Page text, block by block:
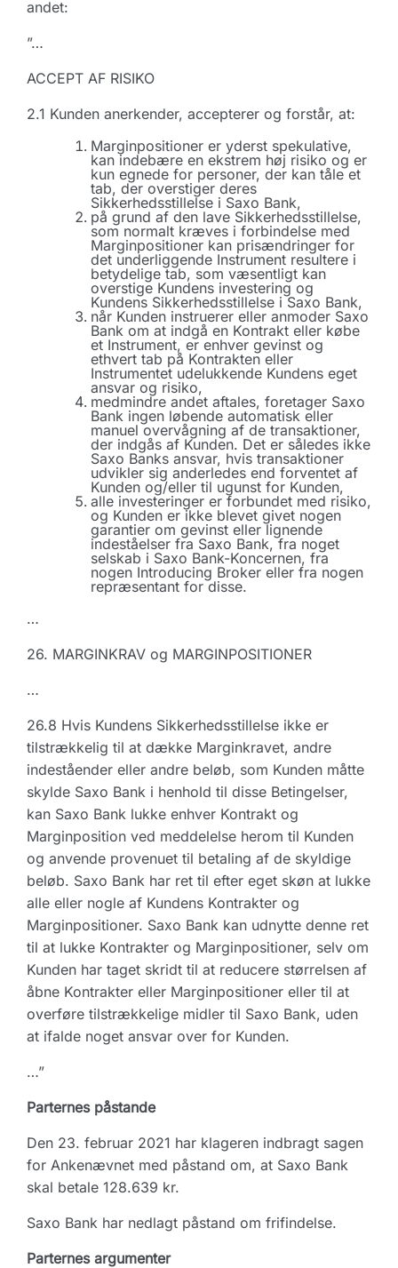
andet:
”…
ACCEPT AF RISIKO
2.1 Kunden anerkender, accepterer og forstår, at:
Marginpositioner er yderst spekulative,
kan indebære en ekstrem høj risiko og er
kun egnede for personer, der kan tåle et
tab, der overstiger deres
Sikkerhedsstillelse i Saxo Bank,
på grund af den lave Sikkerhedsstillelse,
som normalt kræves i forbindelse med
Marginpositioner kan prisændringer for
det underliggende Instrument resultere i
betydelige tab, som væsentligt kan
overstige Kundens investering og
Kundens Sikkerhedsstillelse i Saxo Bank,
når Kunden instruerer eller anmoder Saxo
Bank om at indgå en Kontrakt eller købe
et Instrument, er enhver gevinst og
ethvert tab på Kontrakten eller
Instrumentet udelukkende Kundens eget
ansvar og risiko,
medmindre andet aftales, foretager Saxo
Bank ingen løbende automatisk eller
manuel overvågning af de transaktioner,
der indgås af Kunden. Det er således ikke
Saxo Banks ansvar, hvis transaktioner
udvikler sig anderledes end forventet af
Kunden og/eller til ugunst for Kunden,
alle investeringer er forbundet med risiko,
og Kunden er ikke blevet givet nogen
garantier om gevinst eller lignende
indeståelser fra Saxo Bank, fra noget
selskab i Saxo Bank-Koncernen, fra
nogen Introducing Broker eller fra nogen
repræsentant for disse.
…
26. MARGINKRAV og MARGINPOSITIONER
…
26.8 Hvis Kundens Sikkerhedsstillelse ikke er
tilstrækkelig til at dække Marginkravet, andre
indeståender eller andre beløb, som Kunden måtte
skylde Saxo Bank i henhold til disse Betingelser,
kan Saxo Bank lukke enhver Kontrakt og
Marginposition ved meddelelse herom til Kunden
og anvende provenuet til betaling af de skyldige
beløb. Saxo Bank har ret til efter eget skøn at lukke
alle eller nogle af Kundens Kontrakter og
Marginpositioner. Saxo Bank kan udnytte denne ret
til at lukke Kontrakter og Marginpositioner, selv om
Kunden har taget skridt til at reducere størrelsen af
åbne Kontrakter eller Marginpositioner eller til at
overføre tilstrækkelige midler til Saxo Bank, uden
at ifalde noget ansvar over for Kunden.
…”
Parternes påstande
Den 23. februar 2021 har klageren indbragt sagen
for Ankenævnet med påstand om, at Saxo Bank
skal betale 128.639 kr.
Saxo Bank har nedlagt påstand om frifindelse.
Parternes argumenter